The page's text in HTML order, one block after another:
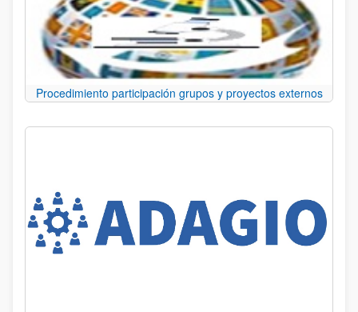
Procedimiento participación grupos y proyectos externos